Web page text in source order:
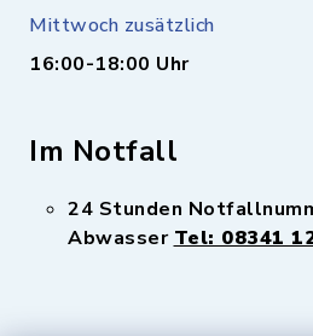
Mittwoch zusätzlich
16:00-18:00 Uhr
Im Notfall
24 Stunden
Abwasser Tel: 08341